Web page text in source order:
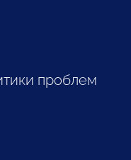
проблем